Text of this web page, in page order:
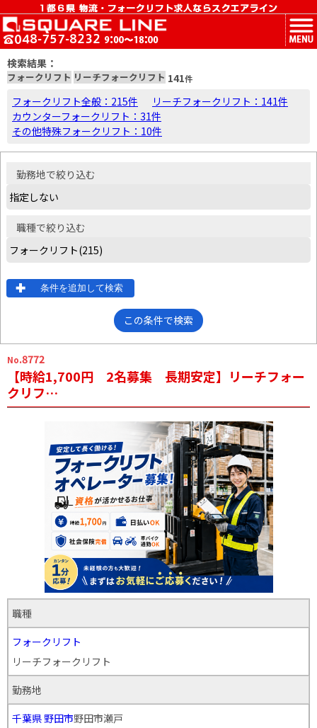
MENU
検索結果：
フォークリフト リーチフォークリフト 141件
フォークリフト全般：215件
リーチフォークリフト：141件
カウンターフォークリフト：31件
その他特殊フォークリフト：10件
勤務地で絞り込む
職種で絞り込む
条件を追加して検索
この条件で検索
No.8772
【時給1,700円 2名募集 長期安定】リーチフォー
クリフ…
職種
フォークリフト
リーチフォークリフト
勤務地
千葉県野田市野田市瀬戸